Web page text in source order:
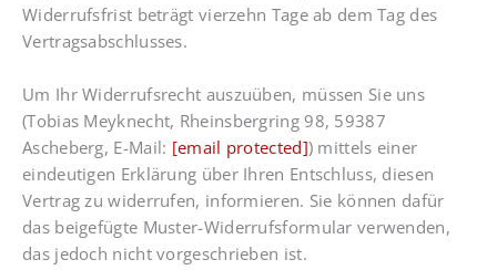
Widerrufsfrist beträgt vierzehn Tage ab dem Tag des
Vertragsabschlusses.
Um Ihr Widerrufsrecht auszuüben, müssen Sie uns
(Tobias Meyknecht, Rheinsbergring 98, 59387
Ascheberg, E-Mail: [email protected]) mittels einer
eindeutigen Erklärung über Ihren Entschluss, diesen
Vertrag zu widerrufen, informieren. Sie können dafür
das beigefügte Muster-Widerrufsformular verwenden,
das jedoch nicht vorgeschrieben ist.